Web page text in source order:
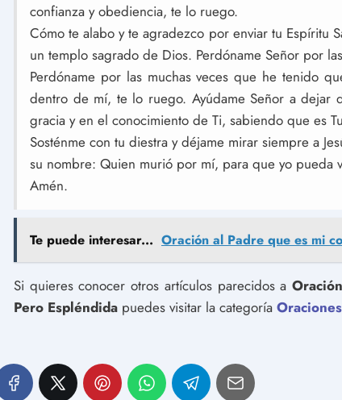
confianza y obediencia, te lo ruego.
Cómo te alabo y te agradezco por enviar tu Espíritu
un templo sagrado de Dios. Perdóname Señor por
Perdóname por las muchas veces que he tenido
dentro de mí, te lo ruego. Ayúdame Señor a
gracia y en el conocimiento de Ti, sabiendo que es
Sosténme con tu diestra y déjame mirar siempre a
su nombre: Quien murió por mí, para que yo pueda
Amén.
Te puede interesar... Oración al Padre que es mi
Si quieres conocer otros artículos parecidos a
Pero Espléndida puedes visitar la categoría Oraciones